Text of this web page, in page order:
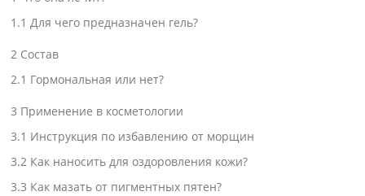
1.1 Для чего предназначен гель?
2 Состав
2.1 Гормональная или нет?
3 Применение в косметологии
3.1 Инструкция по избавлению от морщин
3.2 Как наносить для оздоровления кожи?
3.3 Как мазать от пигментных пятен?